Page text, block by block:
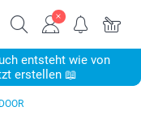
entsteht wie von
erstellen 📖